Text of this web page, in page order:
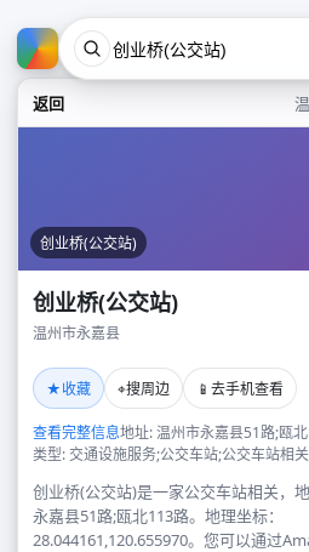
返回
创业桥(公交站)
创业桥(公交站)
温州市永嘉县
★收藏 ⌖搜周边 📱 去手机查看
查看完整信息地址: 温州市永嘉县51路;瓯
类型: 交通设施服务;公交车站;公交车站相关
创业桥(公交站)是一家公交车站相关，
永嘉县51路;瓯北113路。地理坐标：
28.044161,120.655970。您可以通过